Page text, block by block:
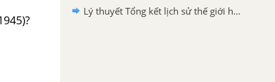
Lý thuyết Tổng kết lịch sử thế giới hiện đại từ 1945 đến năm 2000